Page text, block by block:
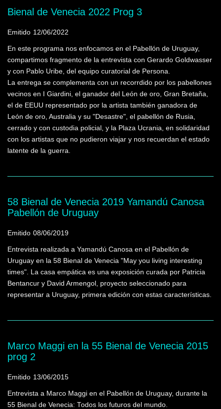
Bienal de Venecia 2022 Prog 3
Emitido 12/06/2022
En este programa nos enfocamos en el Pabellón de Uruguay,
compartimos fragmento de la entrevista con Gerardo Goldwasser
y con Pablo Uribe, del equipo curatorial de Persona.
La entrega se complementa con un recorrdido por los pabellones
vecinos en I Giardini, el ganador del León de oro, Gran Bretaña,
el de EEUU representado por la artista también ganadora de
León de oro, Australia y su "Desastre", el pabellón de Rusia,
cerrado y con custodia policial, y la Plaza Ucrania, en solidaridad
con los artistas que no pudieron viajar y nos recuerdan el estado
latente de la guerra.
58 Bienal de Venecia 2019 Yamandú Canosa
Pabellón de Uruguay
Emitido 08/06/2019
Entrevista realizada a Yamandú Canosa en el Pabellón de
Uruguay en la 58 Bienal de Venecia "May you living interesting
times". La casa empática es una exposición curada por Patricia
Bentancur y David Armengol, proyecto seleccionado para
representar a Uruguay, primera edición con estas características.
Marco Maggi en la 55 Bienal de Venecia 2015
prog 2
Emitido 13/06/2015
Entrevista a Marco Maggi en el Pabellón de Uruguay, durante la
55 Bienal de Venecia: Todos los futuros del mundo.